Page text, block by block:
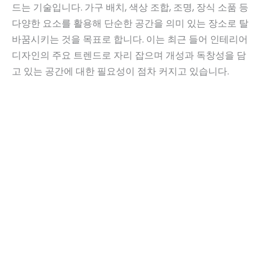
드는 기술입니다. 가구 배치, 색상 조합, 조명, 장식 소품 등
다양한 요소를 활용해 단순한 공간을 의미 있는 장소로 탈
바꿈시키는 것을 목표로 합니다. 이는 최근 들어 인테리어
디자인의 주요 트렌드로 자리 잡으며 개성과 독창성을 담
고 있는 공간에 대한 필요성이 점차 커지고 있습니다.